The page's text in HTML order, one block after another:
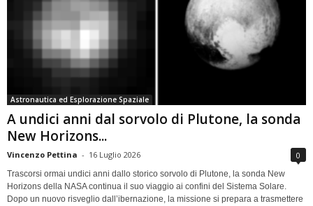
Astronautica ed Esplorazione Spaziale
A undici anni dal sorvolo di Plutone, la sonda
New Horizons...
Vincenzo Pettina - 16 Luglio 2026 0
Trascorsi ormai undici anni dallo storico sorvolo di Plutone, la sonda New
Horizons della NASA continua il suo viaggio ai confini del Sistema Solare.
Dopo un nuovo risveglio dall’ibernazione, la missione si prepara a trasmettere